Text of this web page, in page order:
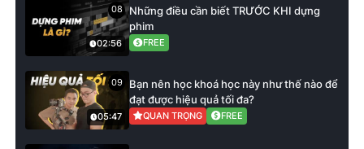
08
02:56
Những điều cần biết TRƯỚC KHI dựng
phim
FREE
09
05:47
Bạn nên học khoá học này như thế nào để
đạt được hiệu quả tối đa?
QUAN TRỌNG FREE